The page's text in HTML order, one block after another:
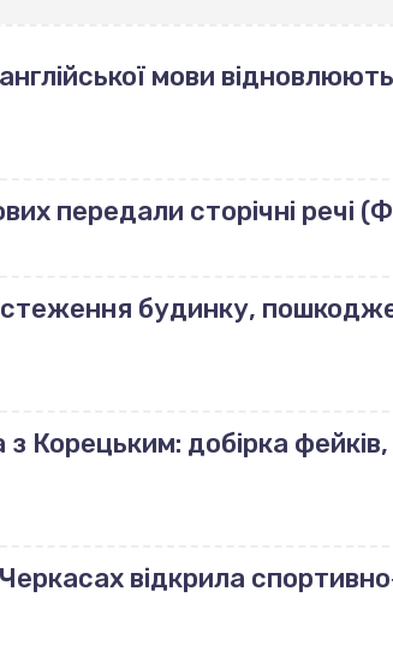
мови
передали сторічні речі
будинку,
Корецьким: добірка фейків,
відкрила